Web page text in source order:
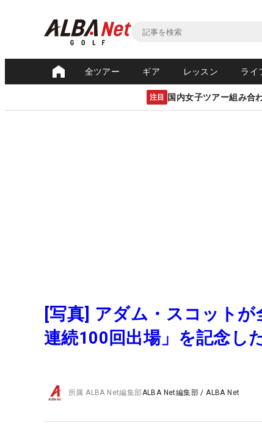
全ツアー ギア レッスン ライ
注目 国内女子ツアー組み合
[写真] アダム・スコット
連続100回出場」を記念し
所属ALBA Net編集部ALBA Net編集部 /ALBA Net